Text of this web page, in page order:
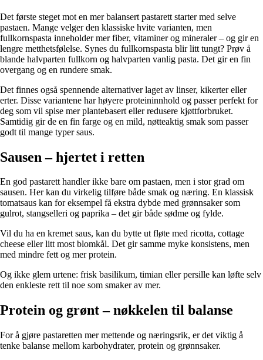
Det første steget mot en mer balansert pastarett starter med selve
pastaen. Mange velger den klassiske hvite varianten, men
fullkornspasta inneholder mer fiber, vitaminer og mineraler – og gir en
lengre metthetsfølelse. Synes du fullkornspasta blir litt tungt? Prøv å
blande halvparten fullkorn og halvparten vanlig pasta. Det gir en fin
overgang og en rundere smak.
Det finnes også spennende alternativer laget av linser, kikerter eller
erter. Disse variantene har høyere proteininnhold og passer perfekt for
deg som vil spise mer plantebasert eller redusere kjøttforbruket.
Samtidig gir de en fin farge og en mild, nøtteaktig smak som passer
godt til mange typer saus.
Sausen – hjertet i retten
En god pastarett handler ikke bare om pastaen, men i stor grad om
sausen. Her kan du virkelig tilføre både smak og næring. En klassisk
tomatsaus kan for eksempel få ekstra dybde med grønnsaker som
gulrot, stangselleri og paprika – det gir både sødme og fylde.
Vil du ha en kremet saus, kan du bytte ut fløte med ricotta, cottage
cheese eller litt most blomkål. Det gir samme myke konsistens, men
med mindre fett og mer protein.
Og ikke glem urtene: frisk basilikum, timian eller persille kan løfte selv
den enkleste rett til noe som smaker av mer.
Protein og grønt – nøkkelen til balanse
For å gjøre pastaretten mer mettende og næringsrik, er det viktig å
tenke balanse mellom karbohydrater, protein og grønnsaker.